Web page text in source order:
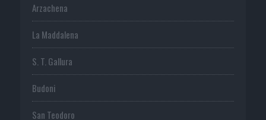
Arzachena
La Maddalena
S. T. Gallura
Budoni
San Teodoro